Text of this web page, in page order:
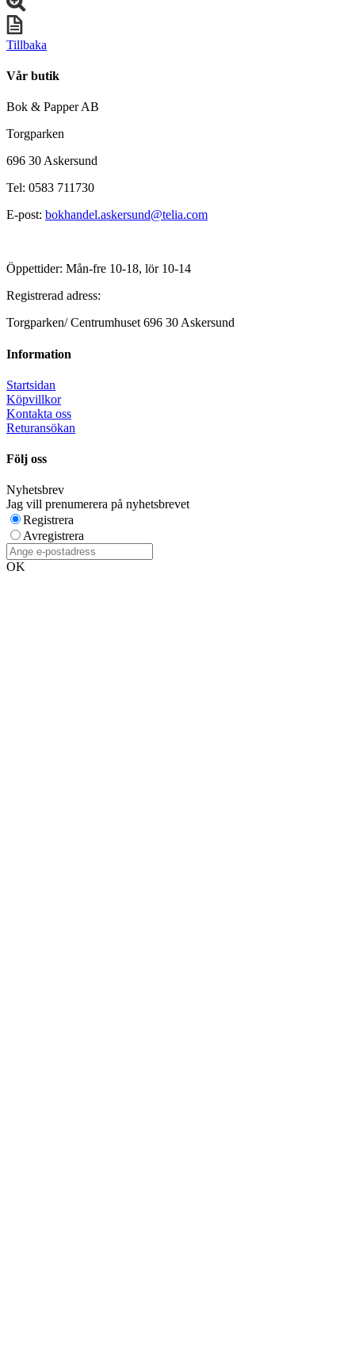
Tillbaka
Vår butik
Bok & Papper AB
Torgparken
696 30 Askersund
Tel: 0583 711730
E-post: bokhandel.askersund@telia.com
Öppettider: Mån-fre 10-18, lör 10-14
Registrerad adress:
Torgparken/ Centrumhuset 696 30 Askersund
Information
Startsidan
Köpvillkor
Kontakta oss
Returansökan
Följ oss
Nyhetsbrev
Jag vill prenumerera på nyhetsbrevet
Registrera
Avregistrera
OK